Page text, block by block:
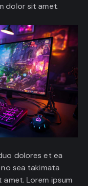
dolor sit amet.
dolores et ea
sea takimata
Lorem ipsum